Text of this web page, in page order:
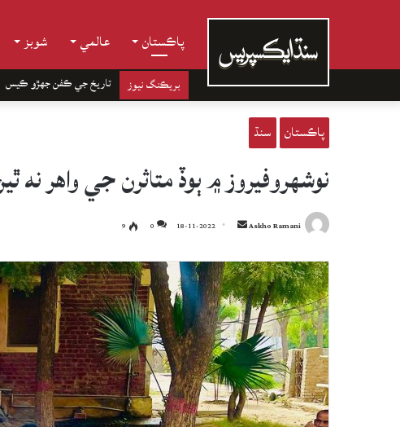
پاڪستان عالمي شوبز
بريڪنگ نيوز تاريخ جي ڪفن جھڙو ڪيس
پاڪستان سنڌ
نوشهروفيروز ۾ ٻوڏ متاثرن جي واهر
Askho Ramani
Send
email
18-11-2022
0
9